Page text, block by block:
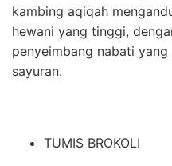
kambing aqiqah
hewani yang tinggi,
penyeimbang nabati
sayuran.
TUMIS BROKOLI